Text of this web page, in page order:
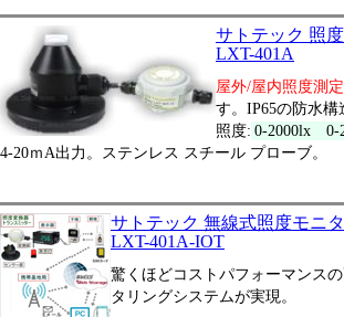
サトテック 照
LXT-401A
屋外/屋内照度測定
す。IP65の防水構
照度: 0-2000lx 0-
4-20ｍA出力。ステンレス スチール プローブ。
サトテック 無線式照度モニ
LXT-401A-IOT
驚くほどコストパフォーマンス
タリングシステムが実現。